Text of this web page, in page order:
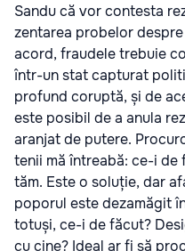
San­du că vor con­tes­ta
zen­ta­rea pro­be­lor
acord, fra­u­de­le tre­bu­ie
într-un stat cap­tu­rat
pro­fund corup­tă, și de
este posi­bil de a anu­la
aran­jat de pute­re.
te­nii mă întrea­bă: ce-i
tăm. Este o solu­ție, dar
popo­rul este dez­a­mă­git
totuși, ce-i de făcut?
cu cine? Ide­al ar fi să